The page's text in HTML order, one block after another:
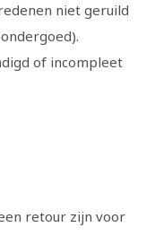
niet geruild
of incompleet
retour zijn voor